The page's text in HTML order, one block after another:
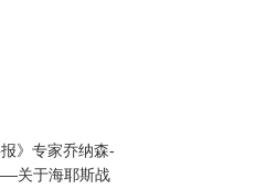
》专家乔纳森-
关于海耶斯战